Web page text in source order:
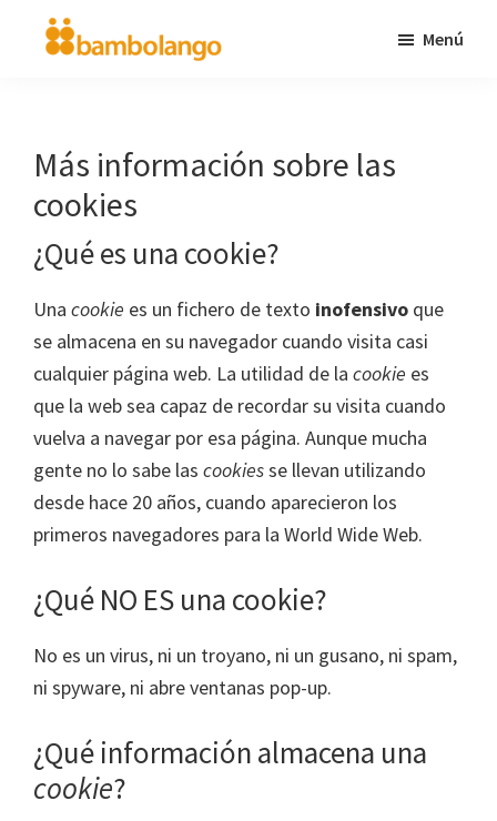
Saltar
para
niños
Menú
Más información sobre las
cookies
¿Qué es una cookie?
Una cookie es un fichero de texto inofensivo que
se almacena en su navegador cuando visita casi
cualquier página web. La utilidad de la cookie es
que la web sea capaz de recordar su visita cuando
vuelva a navegar por esa página. Aunque mucha
gente no lo sabe las cookiesse llevan utilizando
desde hace 20 años, cuando aparecieron los
primeros navegadores para la World Wide Web.
¿Qué NO ES una cookie?
No es un virus, ni un troyano, ni un gusano, ni spam,
ni spyware, ni abre ventanas pop-up.
¿Qué información almacena una
cookie?